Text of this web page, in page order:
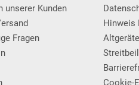
über 2 elegante schwarze
Befestigung der Poolleiter mittels
werden und als Aufnahme
unserer Kunden
Fragen
Hinweis
Cookie-